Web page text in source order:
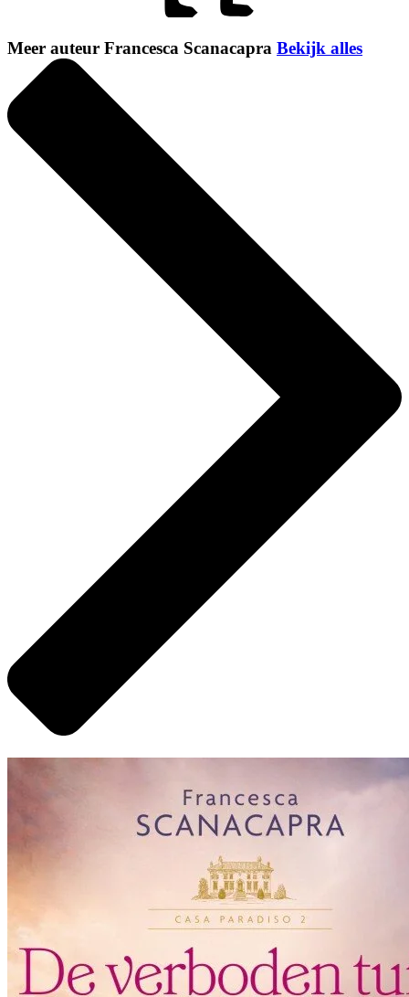
Meer auteur Francesca Scanacapra Bekijk alles